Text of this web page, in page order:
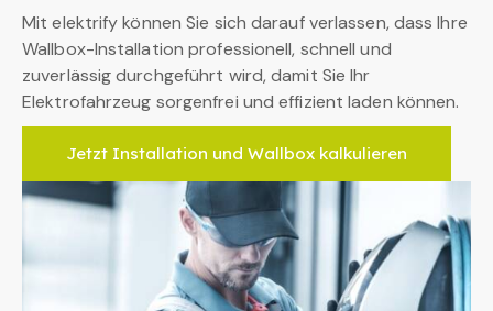
Mit elektrify können Sie sich darauf verlassen, dass Ihre
Wallbox-Installation professionell, schnell und
zuverlässig durchgeführt wird, damit Sie Ihr
Elektrofahrzeug sorgenfrei und effizient laden können.
Jetzt Installation und Wallbox kalkulieren